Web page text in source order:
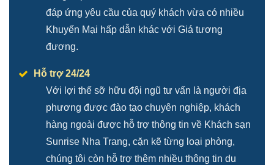
đáp ứng yêu cầu của quý khách vừa có nhiều
Khuyến Mại hấp dẫn khác với Giá tương
đương.
Hỗ trợ 24/24
Với lợi thế sỡ hữu đội ngũ tư vấn là người địa
phương được đào tạo chuyên nghiệp, khách
hàng ngoài được hỗ trợ thông tin về Khách sạn
Sunrise Nha Trang, cặn kẽ từng loại phòng,
chúng tôi còn hỗ trợ thêm nhiều thông tin du